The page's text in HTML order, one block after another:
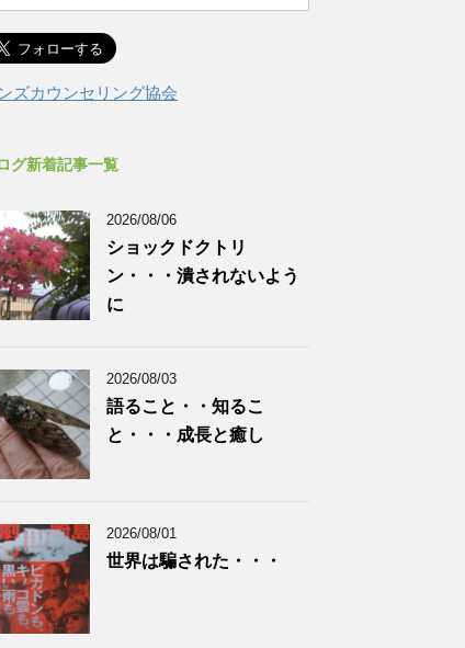
ズカウンセリング協会
グ新着記事一覧
2026/08/06
ショックドクトリ
ン・・・潰されないよう
に
2026/08/03
語ること・・知るこ
と・・・成長と癒し
2026/08/01
世界は騙された・・・